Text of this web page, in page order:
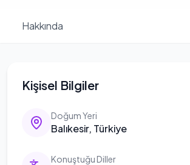
Hakkında
Kişisel Bilgiler
Doğum Yeri
Balıkesir, Türkiye
Konuştuğu Diller